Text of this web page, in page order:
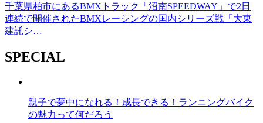
千葉県柏市にあるBMXトラック「沼南SPEEDWAY」で2日
連続で開催されたBMXレーシングの国内シリーズ戦「大東
建託シ…
SPECIAL
親子で夢中になれる！成長できる！ランニングバイク
の魅力って何だろう